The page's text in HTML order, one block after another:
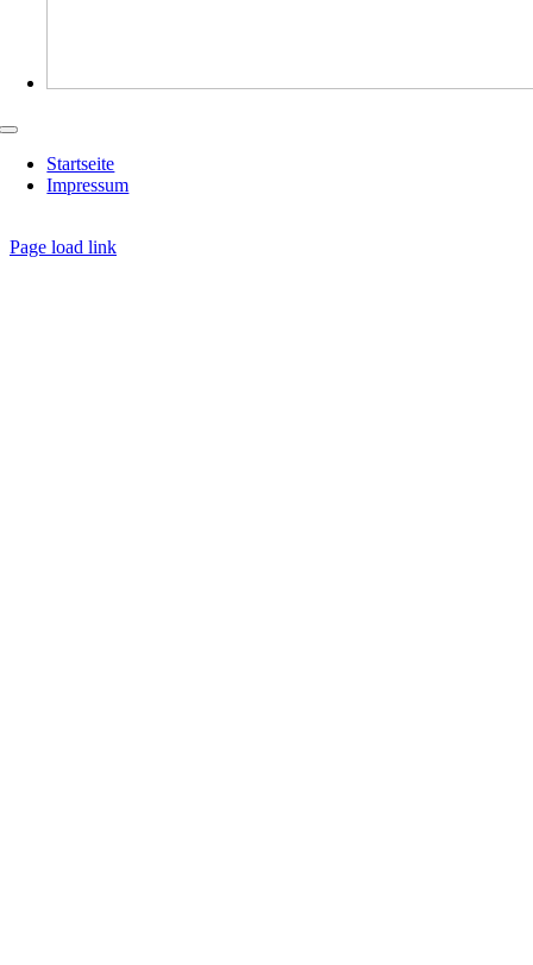
Toggle
NavigationStartseite
Impressum
Page load link